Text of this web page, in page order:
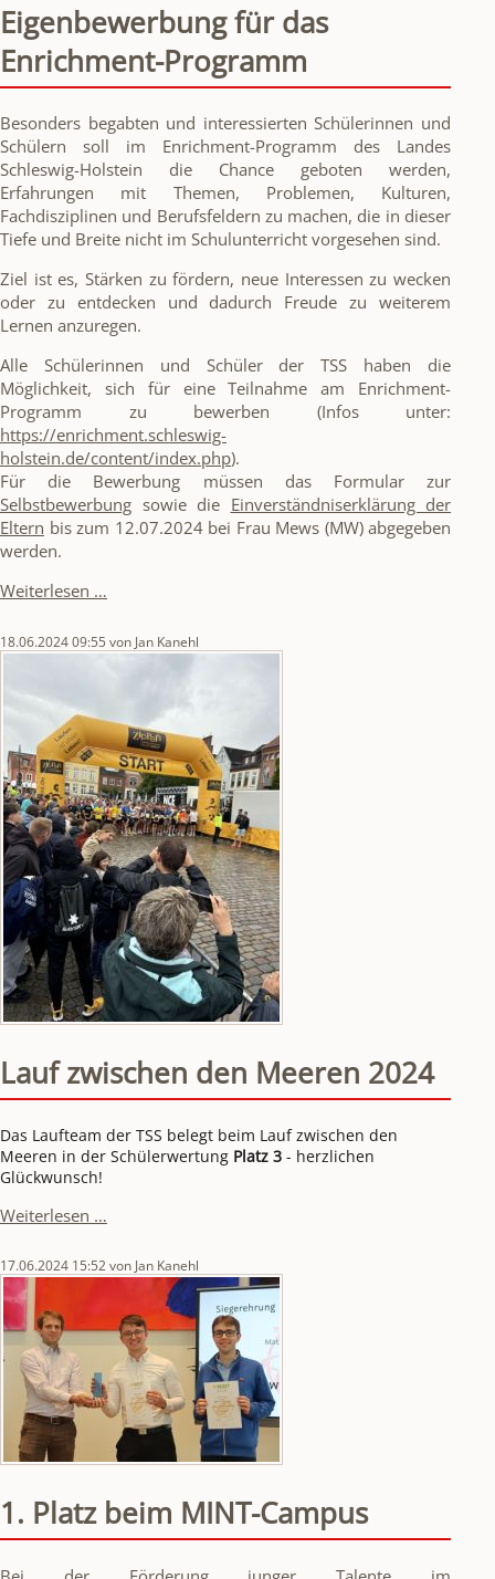
in
Englisch
Eigenbewerbung für das
Enrichment-Programm
Besonders begabten und interessierten Schülerinnen und
Schülern soll im Enrichment-Programm des Landes
Schleswig-Holstein die Chance geboten werden,
Erfahrungen mit Themen, Problemen, Kulturen,
Fachdisziplinen und Berufsfeldern zu machen, die in dieser
Tiefe und Breite nicht im Schulunterricht vorgesehen sind.
Ziel ist es, Stärken zu fördern, neue Interessen zu wecken
oder zu entdecken und dadurch Freude zu weiterem
Lernen anzuregen.
Alle Schülerinnen und Schüler der TSS haben die
Möglichkeit, sich für eine Teilnahme am Enrichment-
Programm zu bewerben (Infos unter:
https://enrichment.schleswig-
holstein.de/content/index.php).
Für die Bewerbung müssen das Formular zur
Selbstbewerbung sowie die Einverständniserklärung der
Eltern bis zum 12.07.2024 bei Frau Mews (MW) abgegeben
werden.
Weiterlesen …
das
Enrichment-
18.06.2024 09:55von Jan Kanehl
Lauf zwischen den Meeren 2024
Das Laufteam der TSS belegt beim Lauf zwischen den
Meeren in der Schülerwertung Platz 3 - herzlichen
Glückwunsch!
Weiterlesen …
den
Meeren
17.06.2024 15:52von Jan Kanehl
1. Platz beim MINT-Campus